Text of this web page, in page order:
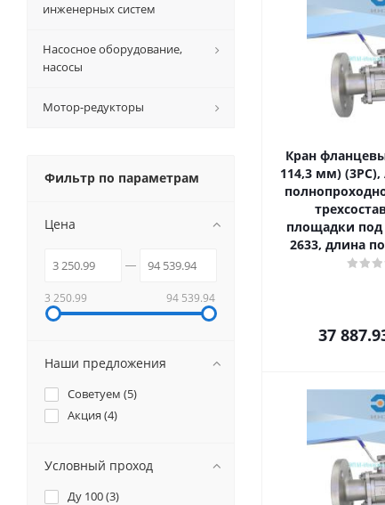
Кран
114,3 мм) (3PC),
площадки под
2633, длина
37
инженерных систем
Насосное оборудование,
насосы
Мотор-редукторы
Фильтр по параметрам
Цена
3 250.99 94 539.94
Наши предложения
Советуем (5)
Акция (4)
Условный проход
Ду 100 (3)